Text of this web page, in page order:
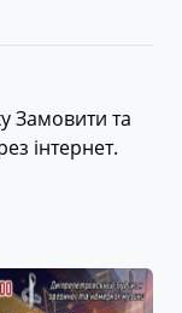
Замовити та
інтернет.